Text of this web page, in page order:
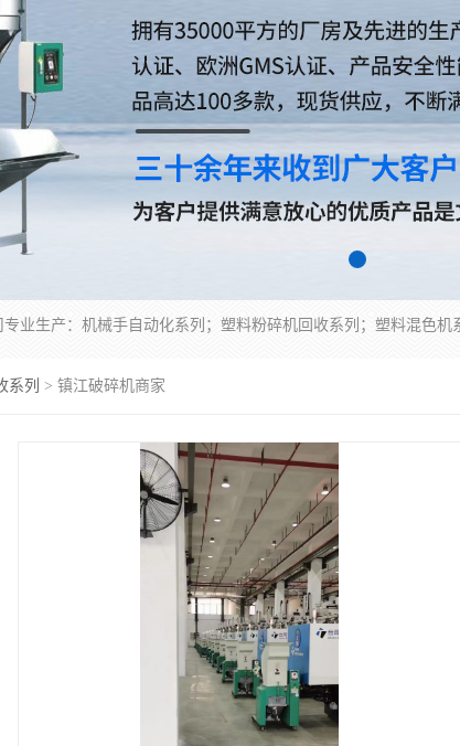
系列 > 镇江破碎机商家